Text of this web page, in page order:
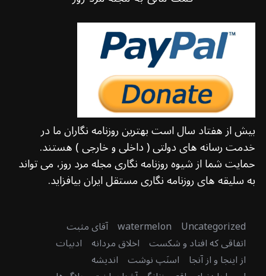
بیش از هفتاد سال است بهترین روزنامه نگاران ما در
خدمت رسانه های دولتی ( داخلی و خارجی ) هستند.
حمایت شما از شیوه روزنامه نگاری مجله مرد روز، می تواند
به سلیقه های روزنامه نگاری مستقل ایران بیافزاید.
Uncategorized
watermelon آقای مثبت
اتفاقی که افتاد و شکست اخلاق مردانه ادبیات
از اینجا و از آنجا اسنَپ نوشت اندیشه